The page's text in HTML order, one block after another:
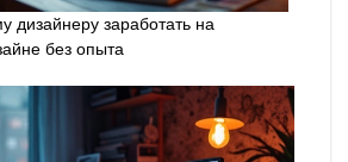
дизайнеру заработать на
без опыта